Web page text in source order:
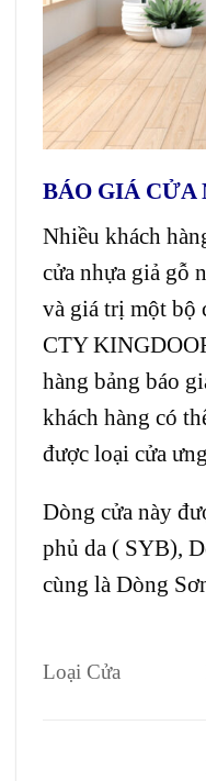
BÁO GIÁ CỬA
Nhiều khách
cửa nhựa giả gỗ
và giá trị một bộ
CTY
hàng bảng báo
khách hàng có
được loại cửa
Dòng cửa này
phủ da ( SYB),
cùng là Dòng
Loại Cửa